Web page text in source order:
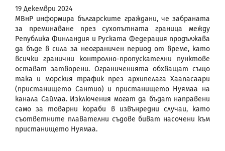
19 Декември 2024
МВнР информира българските граждани, че забраната
за преминаване през сухопътната граница между
Република Финландия и Руската Федерация продължава
да бъде в сила за неограничен период от време, като
всички гранични контролно-пропускателни пунктове
остават затворени. Ограниченията обхващат също
така и морския трафик през архипелага Хаапасаари
(пристанището Сантио) и пристанището Нуямаа на
канала Саймаа. Изключения могат да бъдат направени
само за товарни кораби в извънредни случаи, като
съответните плавателни съдове биват насочени към
пристанището Нуямаа.